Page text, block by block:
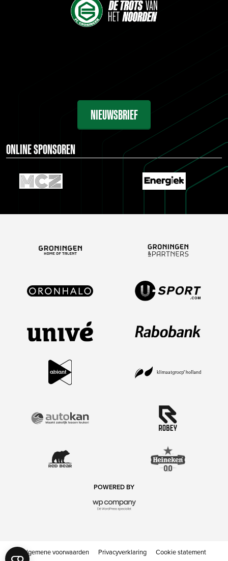
NIEUWSBRIEF
ONLINE SPONSOREN
POWERED BY
Algemene voorwaarden Privacyverklaring Cookie statement